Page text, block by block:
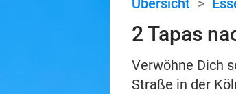
Übersicht >
2 Tapas
Verwöhne Dich
Straße in der